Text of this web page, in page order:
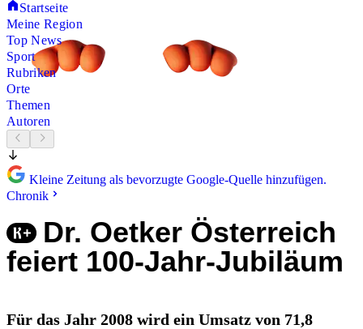
Startseite
Meine Region
Top News
Sport
Rubriken
Orte
Themen
Autoren
Kleine Zeitung als bevorzugte Google-Quelle hinzufügen.
Chronik
Dr. Oetker Österreich
feiert 100-Jahr-Jubiläum
Für das Jahr 2008 wird ein Umsatz von 71,8